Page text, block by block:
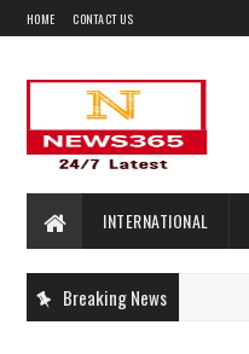
HOME CONTACT US
INTERNATIONAL
Breaking News